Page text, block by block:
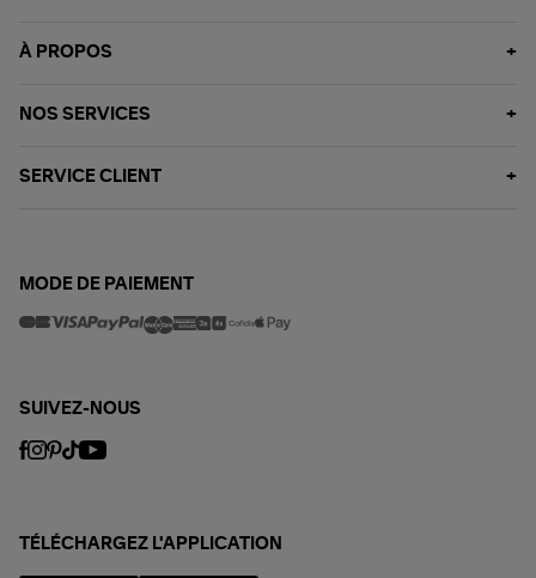
À PROPOS
NOS SERVICES
SERVICE CLIENT
MODE DE PAIEMENT
SUIVEZ-NOUS
TÉLÉCHARGEZ L'APPLICATION